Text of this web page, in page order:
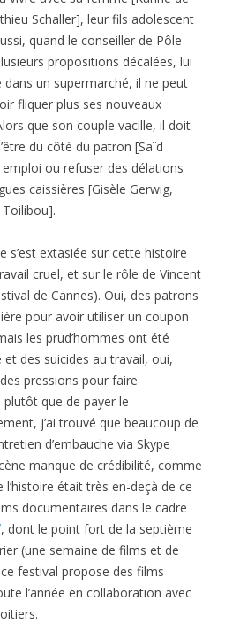
Schaller], leur fils adolescent
quand le conseiller de Pôle
propositions décalées, lui
un supermarché, il ne peut
fliquer plus ses nouveaux
que son couple vacille, il doit
du côté du patron [Saïd
ou refuser des délations
caissières [Gisèle Gerwig,
Toilibou].
s’est extasiée sur cette histoire
cruel, et sur le rôle de Vincent
de Cannes). Oui, des patrons
pour avoir utiliser un coupon
les prud’hommes ont été
des suicides au travail, oui,
pressions pour faire
que de payer le
j’ai trouvé que beaucoup de
d’embauche via Skype
manque de crédibilité, comme
l’histoire était très en-deçà de ce
documentaires dans le cadre
, dont le point fort de la septième
(une semaine de films et de
festival propose des films
l’année en collaboration avec